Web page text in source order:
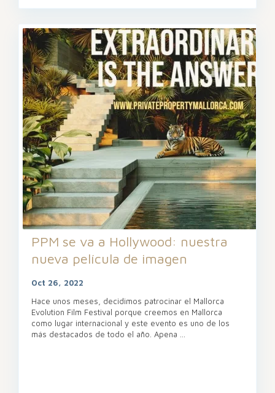
PPM se va a Hollywood: nuestra
nueva película de imagen
Oct 26, 2022
Hace unos meses, decidimos patrocinar el Mallorca
Evolution Film Festival porque creemos en Mallorca
como lugar internacional y este evento es uno de los
más destacados de todo el año. Apena